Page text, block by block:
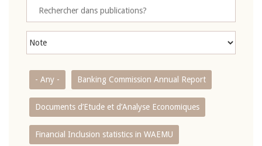
- Any - Banking Commission Annual Report
Documents d’Etude et d’Analyse Economiques
Financial Inclusion statistics in WAEMU